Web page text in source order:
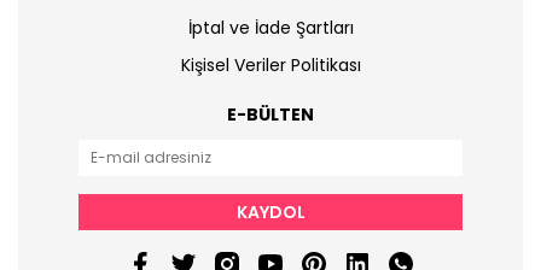
İptal ve İade Şartları
Kişisel Veriler Politikası
E-BÜLTEN
KAYDOL